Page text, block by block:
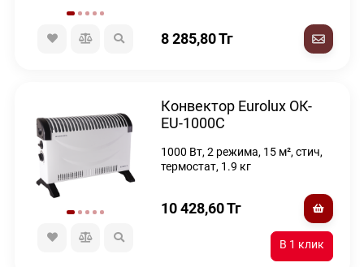
8 285,80Тг
Конвектор Eurolux ОК-
EU-1000C
1000 Вт, 2 режима, 15 м², стич,
термостат, 1.9 кг
10 428,60Тг